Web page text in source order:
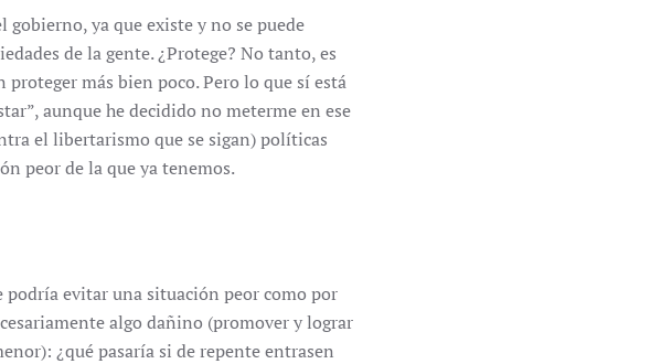
ya que existe y no se puede
de la gente. ¿Protege? No tanto, es
proteger más bien poco. Pero lo que sí está
aunque he decidido no meterme en ese
el libertarismo que se sigan) políticas
peor de la que ya tenemos.
evitar una situación peor como por
algo dañino (promover y lograr
¿qué pasaría si de repente entrasen